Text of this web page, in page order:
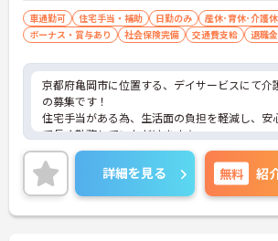
車通勤可 住宅手当・補助 日勤のみ
産休･育休･介護
ボーナス・賞与あり
社会保険完備 交通費支給 退職
京都府亀岡市に位置する、デイサービスにて介
の募集です！
住宅手当がある為、生活面の負担を軽減し、安
て長く勤務していただけます☆
また、昇給・賞与があるので、モチベーション
ちながら働くことができます♪
さらに、マイカー通勤可能なので通勤らくらく
◎
ご興味のある方には、面接対策ポイントなど、
詳細を見る 無料 紹